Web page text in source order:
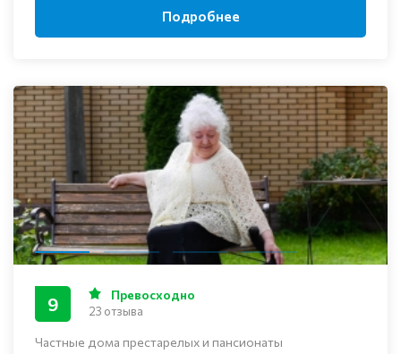
Подробнее
Частные дома престарелых и пансионаты
9 Превосходно
23 отзыва